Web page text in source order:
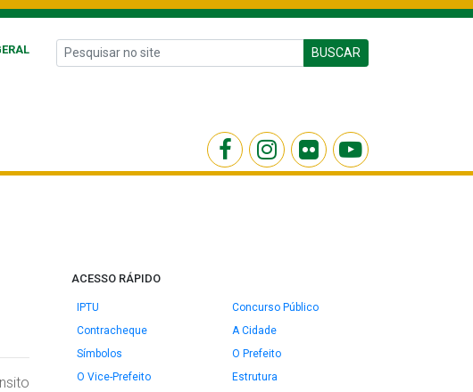
BUSCAR
ACESSO RÁPIDO
IPTU
Concurso Público
Contracheque
A Cidade
Símbolos
O Prefeito
O Vice-Prefeito
Estrutura